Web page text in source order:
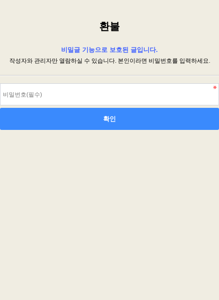
환불
비밀글 기능으로 보호된 글입니다.
작성자와 관리자만 열람하실 수 있습니다. 본인이라면 비밀번호를 입력하세요.